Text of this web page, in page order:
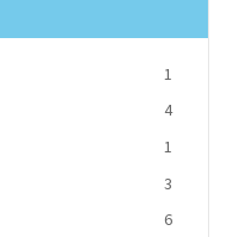
1
4
1
3
6